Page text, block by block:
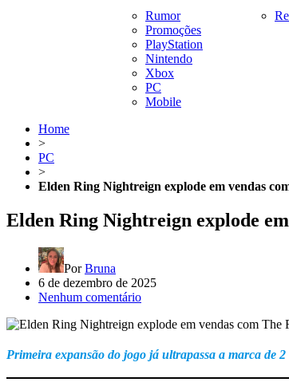
Rumor
Promoções
PlayStation
Nintendo
Xbox
PC
Mobile
Home
>
PC
>
Elden Ring Nightreign explode em vendas
Elden Ring Nightreign explode
PorBruna
6 de dezembro de 2025
Nenhum comentário
Primeira expansão do jogo já ultrapassa a marca de